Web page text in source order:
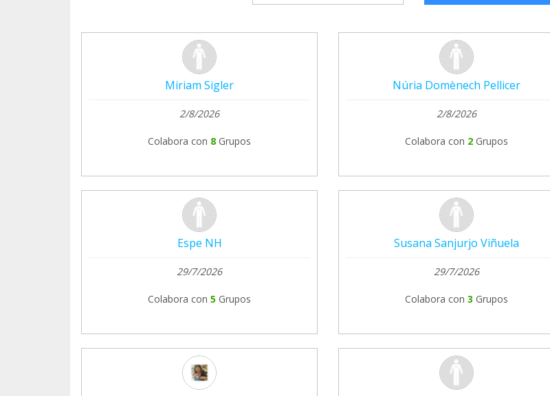
Miriam Sigler
2/8/2026
Colabora con 8 Grupos
Núria Domènech Pellicer
2/8/2026
Colabora con 2 Grupos
Espe NH
29/7/2026
Colabora con 5 Grupos
Susana Sanjurjo Viñuela
29/7/2026
Colabora con 3 Grupos